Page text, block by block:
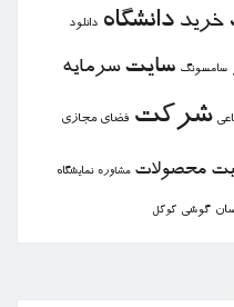
خرید دانشگاه دانلود
سامسونگ سایت سرمایه
شركت فضای مجازی
محصولات مشاوره نمایشگاه
گوشی گوگل